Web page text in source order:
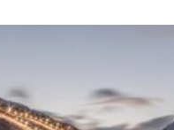
valet sällan bara om